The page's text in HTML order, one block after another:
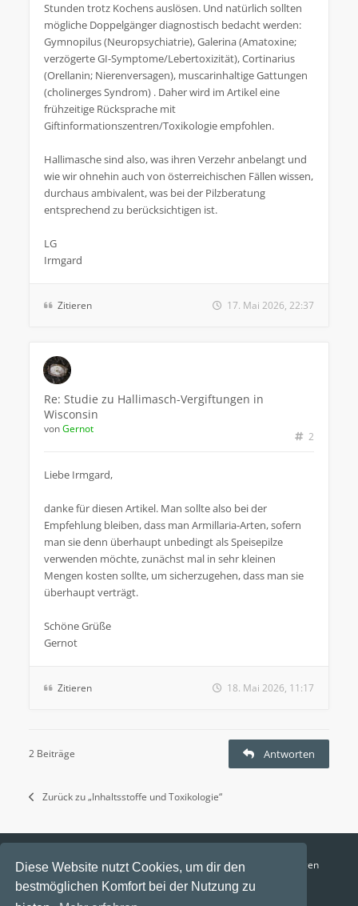
Diese Website nutzt Cookies, um dir den
bestmöglichen Komfort bei der Nutzung zu
Stunden trotz Kochens auslösen. Und natürlich sollten
mögliche Doppelgänger diagnostisch bedacht werden:
Gymnopilus (Neuropsychiatrie), Galerina (Amatoxine;
verzögerte GI‑Symptome/Lebertoxizität), Cortinarius
(Orellanin; Nierenversagen), muscarinhaltige Gattungen
(cholinerges Syndrom) . Daher wird im Artikel eine
frühzeitige Rücksprache mit
Giftinformationszentren/Toxikologie empfohlen.
Hallimasche sind also, was ihren Verzehr anbelangt und
wie wir ohnehin auch von österreichischen Fällen wissen,
durchaus ambivalent, was bei der Pilzberatung
entsprechend zu berücksichtigen ist.
LG
Irmgard
Zitieren 17. Mai 2026, 22:37
Re: Studie zu Hallimasch-Vergiftungen in
Wisconsin
2
vonGernot
Liebe Irmgard,
danke für diesen Artikel. Man sollte also bei der
Empfehlung bleiben, dass man Armillaria-Arten, sofern
man sie denn überhaupt unbedingt als Speisepilze
verwenden möchte, zunächst mal in sehr kleinen
Mengen kosten sollte, um sicherzugehen, dass man sie
überhaupt verträgt.
Schöne Grüße
Gernot
Zitieren 18. Mai 2026, 11:17
2 Beiträge Antworten
Zurück zu „Inhaltsstoffe und Toxikologie“
Funga Austria FAQ Datenschutz
Nutzungsbedingungen
Alle Zeiten sind UTC+02:00